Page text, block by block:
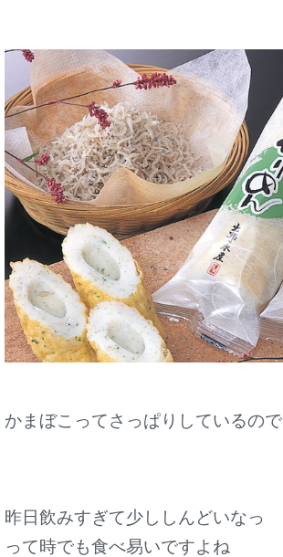
かまぼこってさっぱりしているので
昨日飲みすぎて少ししんどいなっ
って時でも食べ易いですよね